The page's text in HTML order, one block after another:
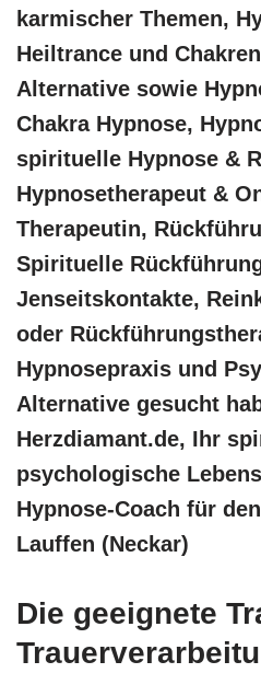
karmischer Themen,
Heiltrance und
Alternative sowie
Chakra Hypnose,
spirituelle Hypnose &
Hypnosetherapeut &
Therapeutin,
Spirituelle
Jenseitskontakte,
oder
Hypnosepraxis und
Alternative gesucht
Herzdiamant.de, Ihr
psychologische
Hypnose-Coach für
Lauffen (Neckar)
Die geeignete